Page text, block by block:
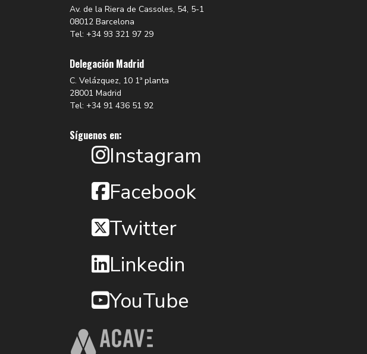
Av. de la Riera de Cassoles, 54, 5-1
08012 Barcelona
Tel: +34 93 321 97 29
Delegación Madrid
C. Velázquez, 10 1ª planta
28001 Madrid
Tel: +34 91 436 51 92
Síguenos en:
Instagram
Facebook
Twitter
Linkedin
YouTube